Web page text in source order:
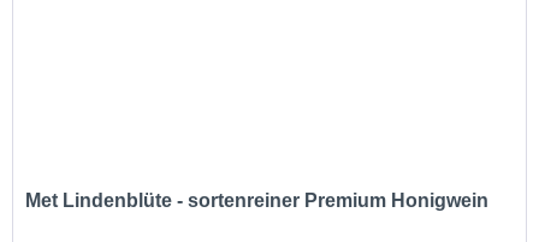
Met Lindenblüte - sortenreiner Premium Honigwein